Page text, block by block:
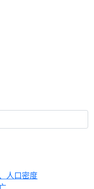
人口密度